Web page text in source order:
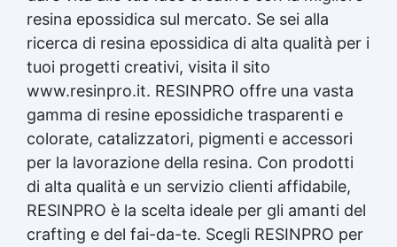
resina epossidica sul mercato. Se sei alla
ricerca di resina epossidica di alta qualità per i
tuoi progetti creativi, visita il sito
www.resinpro.it. RESINPRO offre una vasta
gamma di resine epossidiche trasparenti e
colorate, catalizzatori, pigmenti e accessori
per la lavorazione della resina. Con prodotti
di alta qualità e un servizio clienti affidabile,
RESINPRO è la scelta ideale per gli amanti del
crafting e del fai-da-te. Scegli RESINPRO per